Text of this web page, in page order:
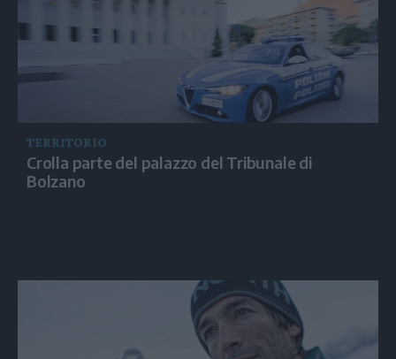
TERRITORIO
Crolla parte del palazzo del Tribunale di
Bolzano